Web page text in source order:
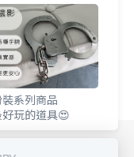
變更付款方式。
系列商品
玩的道具😍